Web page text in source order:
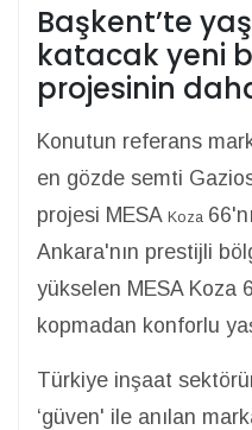
Başkent’te
katacak yeni
projesinin
Konutun referans
en gözde semti
projesi MESA Koza
Ankara'nın prestijli
yükselen MESA Koza
kopmadan konforlu
Türkiye inşaat
‘güven' ile anılan